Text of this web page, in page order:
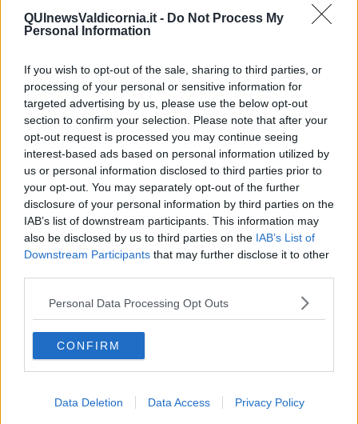
QUInewsValdicornia.it - Do Not Process My
Personal Information
If you wish to opt-out of the sale, sharing to third parties, or
processing of your personal or sensitive information for
targeted advertising by us, please use the below opt-out
section to confirm your selection. Please note that after your
opt-out request is processed you may continue seeing
interest-based ads based on personal information utilized by
us or personal information disclosed to third parties prior to
your opt-out. You may separately opt-out of the further
disclosure of your personal information by third parties on the
IAB’s list of downstream participants. This information may
also be disclosed by us to third parties on the IAB’s List of
Downstream Participants that may further disclose it to other
Personal Data Processing Opt Outs
CONFIRM
Data Deletion Data Access Privacy Policy
Guerra in Ucraina, la diplomazia Usa Cina
Guerra Ucraina, la pseudo neutralità di Bennet
​Il caos libico è un pozzo senza fine
Erdoğan e l'informazione
Crisi Corona, crisi Johnson, problemi post Brexit
Capitol Hill un anno dopo
Desmond Tutu "la voce dei senza voce"
Natale da incubo per Boris Johnson
La questione Ucraina
Cipro, un ponte dove si mischiano le culture
Una vigilia di Natale per un nuovo Rais
La questione israelo-palestinese ignorata dal G20
Erdogan continua a sfidare l'Occidente
Libano, collasso economico e guerra civile
Johnson, da Trump a Biden alla Brexit
Papa Bergoglio vedrà Viktor Orbán
Bennet, un giorno in attesa di Biden
Il ritorno dei talebani
​La lenta agonia del Libano
Sudafrica, è allarme alimentare
L’appuntamento di Israele con il cambiamento